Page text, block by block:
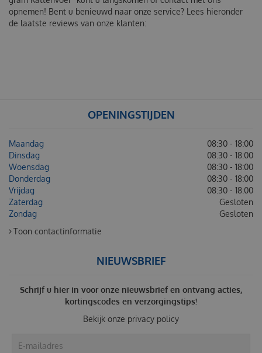
opnemen! Bent u benieuwd naar onze service? Lees hieronder
de laatste reviews van onze klanten:
OPENINGSTIJDEN
Maandag
08:30 - 18:00
Dinsdag
08:30 - 18:00
Woensdag
08:30 - 18:00
Donderdag
08:30 - 18:00
Vrijdag
08:30 - 18:00
Zaterdag
Gesloten
Zondag
Gesloten
Toon contactinformatie
NIEUWSBRIEF
Schrijf u hier in voor onze nieuwsbrief en ontvang acties,
kortingscodes en verzorgingstips!
Bekijk onze privacy policy